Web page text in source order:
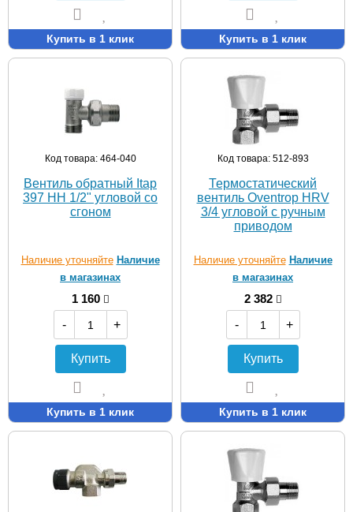
Купить в 1 клик Купить в 1 клик
Код товара: 464-040
Вентиль обратный Itap
397 НН 1/2" угловой со
сгоном
Наличие уточняйте Наличие
в магазинах
1 160
-
+
Купить
Купить в 1 клик
Код товара: 512-893
Термостатический
вентиль Oventrop HRV
3/4 угловой с ручным
приводом
Наличие уточняйте Наличие
в магазинах
2 382
-
+
Купить
Купить в 1 клик